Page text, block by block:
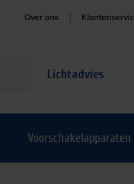
Over ons
Lichtadvies